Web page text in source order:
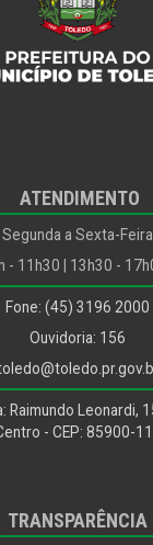
Juventude,
Urbana
ATENDIMENTO
Segunda a Sexta-Feira
- 11h30 | 13h30 -
Fone: (45) 3196 2000
Ouvidoria: 156
Raimundo Leonardi,
- CEP: 85900-
TRANSPARÊNCIA